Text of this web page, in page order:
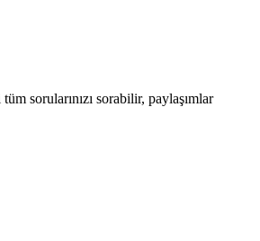
sorularınızı sorabilir, paylaşımlar